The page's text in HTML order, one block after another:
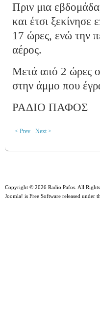
Πριν μια
και έτσι ξεκίνησε
17 ώρες, ενώ την
αέρος.
Μετά από 2 ώρες
στην άμμο που
ΡΑΔΙΟ ΠΑΦΟΣ
< Prev Next >
Copyright © 2026 Radio Pafos. All
Joomla! is Free Software released under